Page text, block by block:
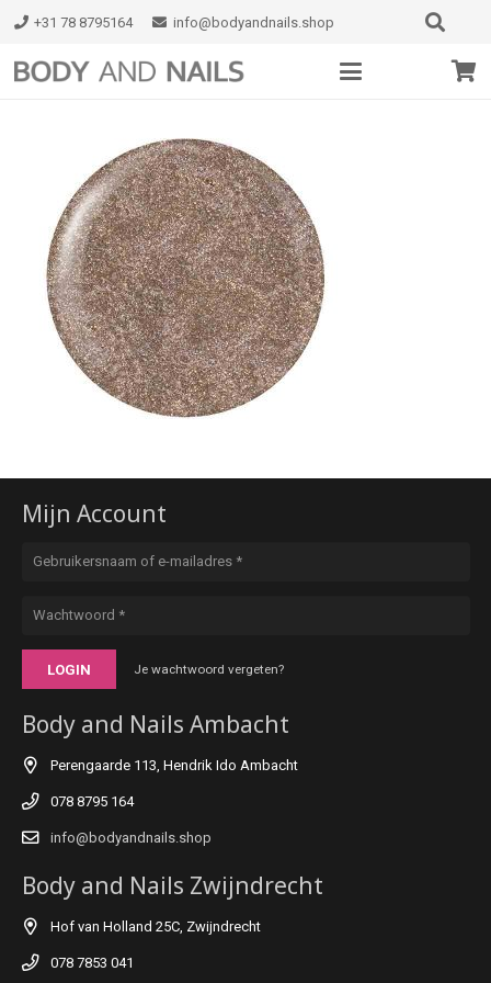
+31 78 8795164 info@bodyandnails.shop
Mijn Account
LOGIN Je wachtwoord vergeten?
Body and Nails Ambacht
Perengaarde 113, Hendrik Ido Ambacht
078 8795 164
info@bodyandnails.shop
Body and Nails Zwijndrecht
Hof van Holland 25C, Zwijndrecht
078 7853 041